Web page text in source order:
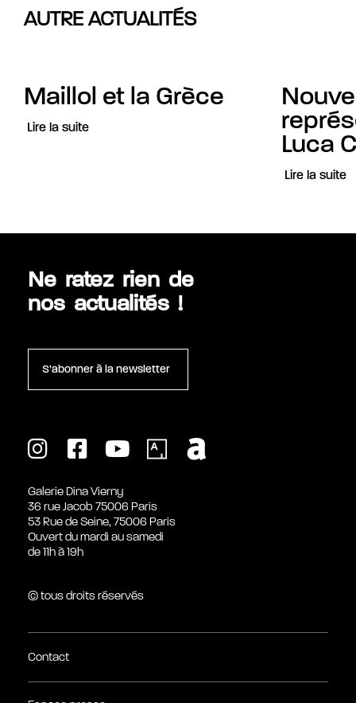
AUTRE ACTUALITÉS
Maillol et la Grèce
Lire la suite
Luca
Lire la suite
Ne ratez rien de
nos actualités !
S’abonner à la newsletter
Galerie Dina Vierny
36 rue Jacob 75006 Paris
53 Rue de Seine, 75006 Paris
Ouvert du mardi au samedi
de 11h à 19h
© tous droits réservés
Contact